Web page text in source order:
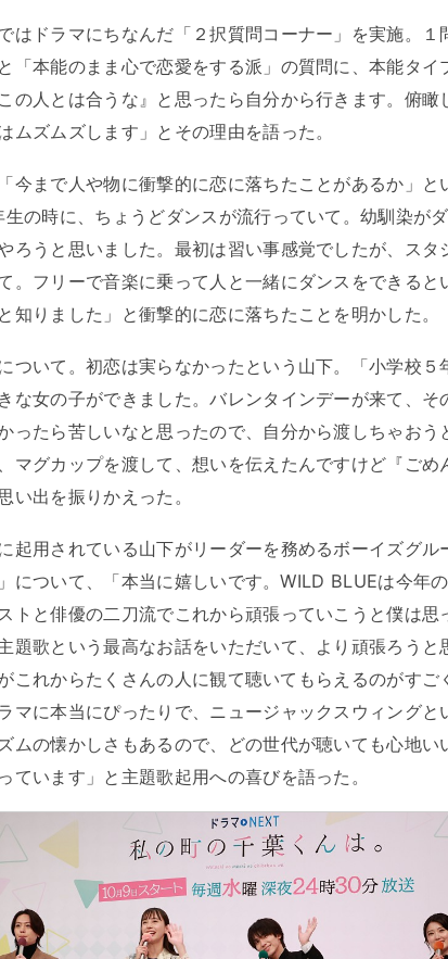
はドラマにちなんだ「２択質問コーナー」を実施。１
「本能のまま心で恋愛をする派」の質問に、本能タイ
の人とは合うな』と思ったら自分から行きます。俯瞰
ムズムズします」とその理由を語った。
今まで人や物に衝撃的に恋に落ちたことがあるか」と
生の時に、ちょうどダンスが流行っていて。幼馴染が
ろうと思いました。最初は習い事感覚でしたが、スタ
。フリーで音楽に乗って人と一緒にダンスをできると
知りました」と衝撃的に恋に落ちたことを明かした。
ついて。初恋は実らなかったという山下。「小学校５
な女の子ができました。バレンタインデーが来て、そ
ったら苦しいなと思ったので、自分から渡しちゃおう
マグカップを渡して、想いを伝えたんですけど『ごめ
い出を振りかえった。
起用されている山下がリーダーを務めるボーイズグル
について、「本当に嬉しいです。WILD BLUEは今年
トと俳優の二刀流でこれから頑張っていこうと僕は思
題歌という最高なお話をいただいて、より頑張ろうと
これからたくさんの人に観て聴いてもらえるのがすご
マに本当にぴったりで、ニュージャックスウィングと
ムの懐かしさもあるので、どの世代が聴いても心地い
ています」と主題歌起用への喜びを語った。